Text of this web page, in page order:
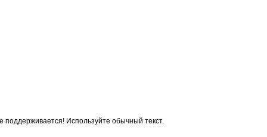
поддерживается! Используйте обычный текст.